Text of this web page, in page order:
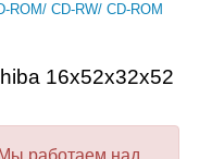
ROM/ CD-RW/ CD-ROM
16x52x32x52
работаем над